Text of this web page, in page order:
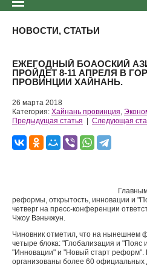
НОВОСТИ, СТАТЬИ
ЕЖЕГОДНЫЙ БОАОСКИЙ
ПРОЙДЕТ 8-11 АПРЕЛЯ В
ПРОВИНЦИИ ХАЙНАНЬ.
26 марта 2018
Категория: Хайнань провинция,
Предыдущая статья
Следующая
реформы, открытость, инновации и
четверг на пресс-конференции
Чжоу Вэньчжун.
Чиновник отметил, что на нынешнем
четыре блока: "Глобализация и "Пояс
"Инновации" и "Новый старт реформ".
организованы более 60 официальных